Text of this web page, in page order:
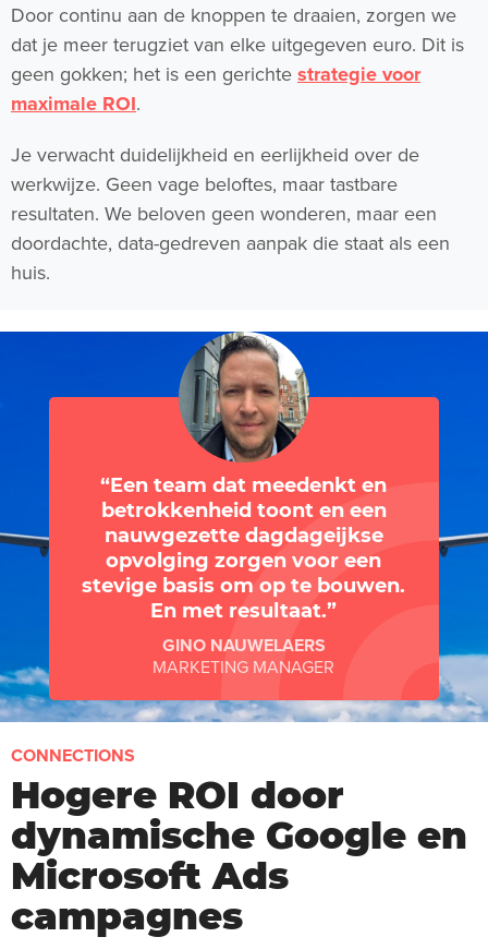
Door continu aan de knoppen te draaien, zorgen we
dat je meer terugziet van elke uitgegeven euro. Dit is
geen gokken; het is een gerichtestrategie voor
maximale ROI.
Je verwacht duidelijkheid en eerlijkheid over de
werkwijze. Geen vage beloftes, maar tastbare
resultaten. We beloven geen wonderen, maar een
doordachte, data-gedreven aanpak die staat als een
huis.
Een team dat meedenkt en
betrokkenheid toont en een
nauwgezette dagdageijkse
opvolging zorgen voor een
stevige basis om op te bouwen.
En met resultaat.
GINO NAUWELAERS
MARKETING MANAGER
CONNECTIONS
Hogere ROI door
dynamische Google en
Microsoft Ads
campagnes